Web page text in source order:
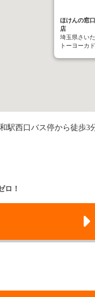
ほけんの窓
店
埼玉県さい
トーヨーカ
駅西口バス停から徒歩3
ロ！